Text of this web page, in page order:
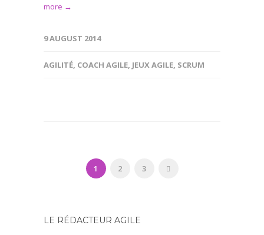
more →
9 AUGUST 2014
AGILITÉ, COACH AGILE, JEUX AGILE, SCRUM
1 2 3
LE RÉDACTEUR AGILE